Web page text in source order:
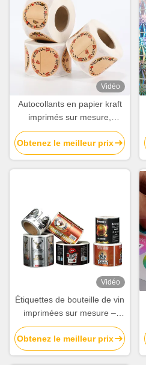
Vidéo
Autocollants en papier kraft
imprimés sur mesure,
écologiques, autocollants
avec logo personnalisé,
fabricant
Obtenez le meilleur prix
Vidéo
Étiquettes de bouteille de vin
imprimées sur mesure –
Autocollants imperméables
et autocollants pour l'image
de marque
Obtenez le meilleur prix